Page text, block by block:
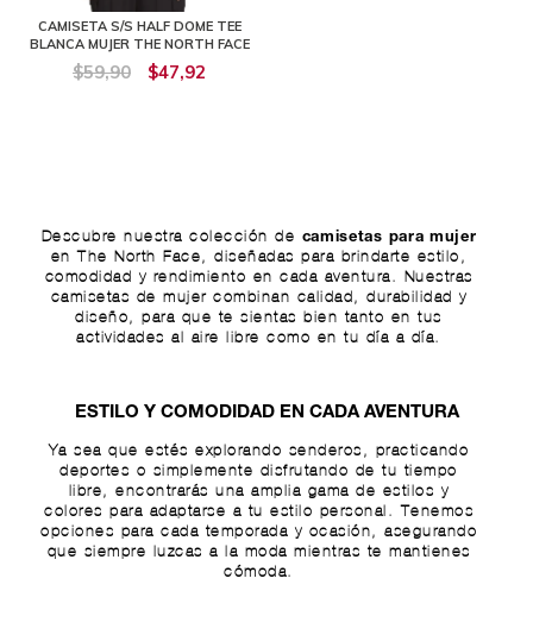
CAMISETA S/S HALF DOME TEE
BLANCA MUJER THE NORTH FACE
$59,90 $47,92
Descubre nuestra colección de camisetas para mujer
en The North Face, diseñadas para brindarte estilo,
comodidad y rendimiento en cada aventura. Nuestras
camisetas de mujer combinan calidad, durabilidad y
diseño, para que te sientas bien tanto en tus
actividades al aire libre como en tu día a día.
ESTILO Y COMODIDAD EN CADA AVENTURA
Ya sea que estés explorando senderos, practicando
deportes o simplemente disfrutando de tu tiempo
libre, encontrarás una amplia gama de estilos y
colores para adaptarse a tu estilo personal. Tenemos
opciones para cada temporada y ocasión, asegurando
que siempre luzcas a la moda mientras te mantienes
cómoda.